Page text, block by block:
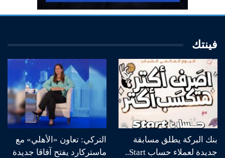
فينتك
بنك البركة يطلق مسابقة
جديدة لعملاء حساب Start..
التركي: تعاون «الأهلي» مع
ماستركارد يفتح آفاقا جديدة